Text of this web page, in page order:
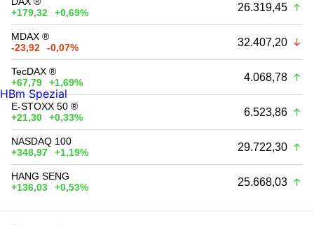
+179,32
+0,69% 26.319,45
MDAX ®
-23,92
-0,07% 32.407,20
TecDAX ®
+67,79
+1,69% 4.068,78
E-STOXX 50 ®
+21,30
+0,33% 6.523,86
NASDAQ 100
+348,97
+1,19% 29.722,30
HANG SENG
+136,03
+0,53% 25.668,03
HBm Spezial